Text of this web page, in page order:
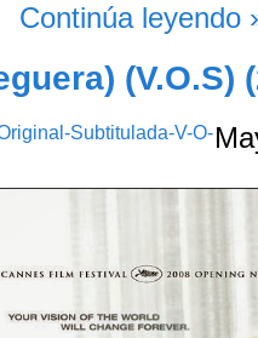
Continúa leyendo
(V.O.S)
Subtitulada-V-O-